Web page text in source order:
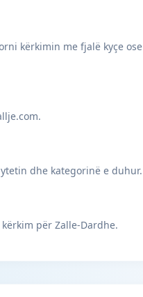
kërkimin me fjalë kyçe ose
dhe kategorinë e duhur.
për Zalle-Dardhe.